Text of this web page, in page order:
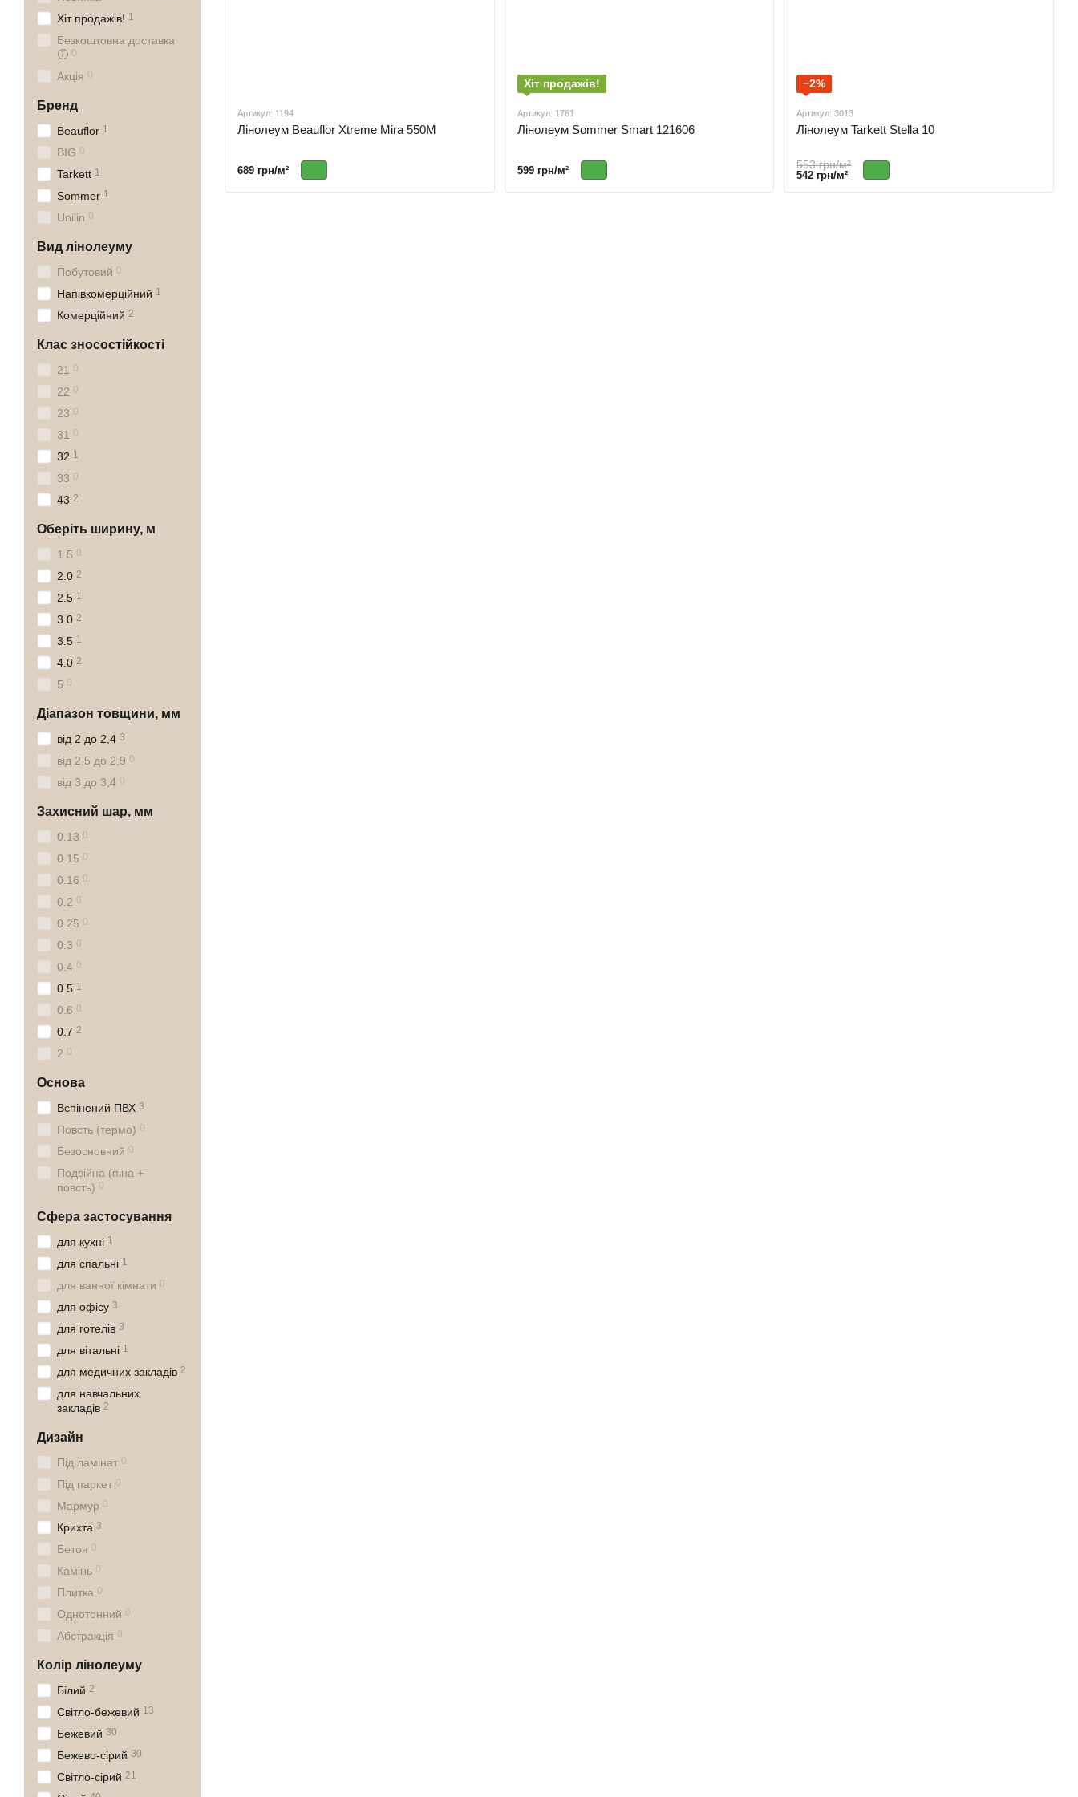
Артикул: 1194
Лінолеум Beauflor Xtreme Mira 550M
689 грн/м²
Хіт продажів!
Артикул: 1761
Лінолеум Sommer Smart 121606
599 грн/м²
−2%
Артикул: 3013
Лінолеум Tarkett Stella 10
553 грн/м²
542 грн/м²
Хіт продажів! 1
Безкоштовна доставка
🛈 0
Акція 0
Бренд
Beauflor 1
BIG 0
Tarkett 1
Sommer 1
Unilin 0
Вид лінолеуму
Побутовий 0
Напівкомерційний 1
Комерційний 2
Клас зносостійкості
21 0
22 0
23 0
31 0
32 1
33 0
43 2
Oберіть ширину, м
1.5 0
2.0 2
2.5 1
3.0 2
3.5 1
4.0 2
5 0
Діапазон товщини, мм
від 2 до 2,4 3
від 2,5 до 2,9 0
від 3 до 3,4 0
Захисний шар, мм
0.13 0
0.15 0
0.16 0
0.2 0
0.25 0
0.3 0
0.4 0
0.5 1
0.6 0
0.7 2
2 0
Основа
Вспінений ПВХ 3
Повсть (термо) 0
Безосновний 0
Подвійна (піна +
повсть) 0
Сфера застосування
для кухні 1
для спальні 1
для ванної кімнати 0
для офісу 3
для готелів 3
для вітальні 1
для медичних закладів 2
для навчальних
закладів 2
Дизайн
Під ламінат 0
Під паркет 0
Мармур 0
Крихта 3
Бетон 0
Камінь 0
Плитка 0
Однотонний 0
Абстракція 0
Колір лінолеуму
Білий 2
Світло-бежевий 13
Бежевий 30
Бежево-сірий 30
Світло-сірий 21